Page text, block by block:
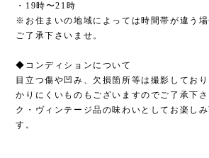
・19時〜21時
※お住まいの地域によっては時間帯が違う
ご了承下さいませ。
◆コンディションについて
目立つ傷や凹み、欠損箇所等は撮影してお
かりにくいものもございますのでご了承下
ク・ヴィンテージ品の味わいとしてお楽し
す。